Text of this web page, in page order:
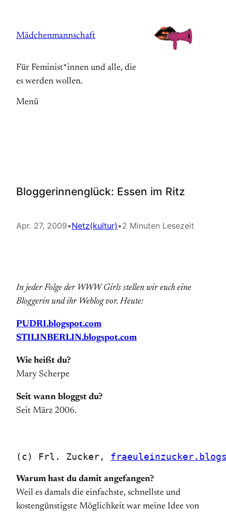
springen
Mädchenmannschaft
Für Feminist*innen und alle, die
es werden wollen.
Menü
Bloggerinnenglück: Essen im Ritz
Apr. 27, 2009•Netz(kultur) •2 Minuten Lesezeit
In jeder Folge der WWW Girls stellen wir euch eine
Bloggerin und ihr Weblog vor. Heute:
PUDRI.blogspot.com
STILINBERLIN.blogspot.com
Wie heißt du?
Mary Scherpe
Seit wann bloggst du?
Seit März 2006.
(c) Frl. Zucker,
Warum hast du damit angefangen?
Weil es damals die einfachste, schnellste und
kostengünstigste Möglichkeit war meine Idee von